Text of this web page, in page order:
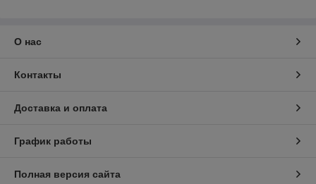
О нас
Контакты
Доставка и оплата
График работы
Полная версия сайта